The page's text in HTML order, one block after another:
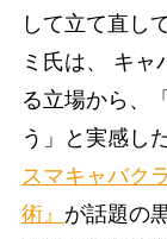
して立て直し
ミ氏は、 キャ
る立場から、
う」と実感し
スマキャバク
術』 が話題の